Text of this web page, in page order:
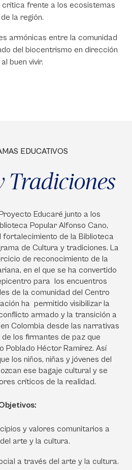
frente a los ecosistemas
de la región.
armónicas entre la comunidad
del biocentrismo en dirección
al buen vivir.
EDUCATIVOS
Tradiciones
Educaré junto a los
Popular Alfonso Cano,
de la Biblioteca
de Cultura y tradiciones. La
de reconocimiento de la
en el que se ha convertido
para los encuentros
de la comunidad del Centro
ha permitido visibilizar la
armado y la transición a
Colombia desde las narrativas
los firmantes de paz que
Poblado Héctor Ramírez. Así
los niños, niñas y jóvenes del
ese bagaje cultural y se
críticos de la realidad.
y valores comunitarios a
arte y la cultura.
a través del arte y la cultura.